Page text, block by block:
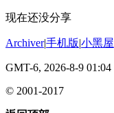
现在还没分享
Archiver|手机版|小黑屋
GMT-6, 2026-8-9 01:04
© 2001-2017